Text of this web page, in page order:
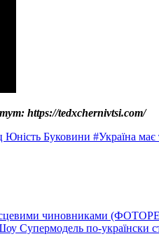
https://tedxchernivtsi.com/
Юність Буковини #Україна має
чиновниками
Супермодель по-українски